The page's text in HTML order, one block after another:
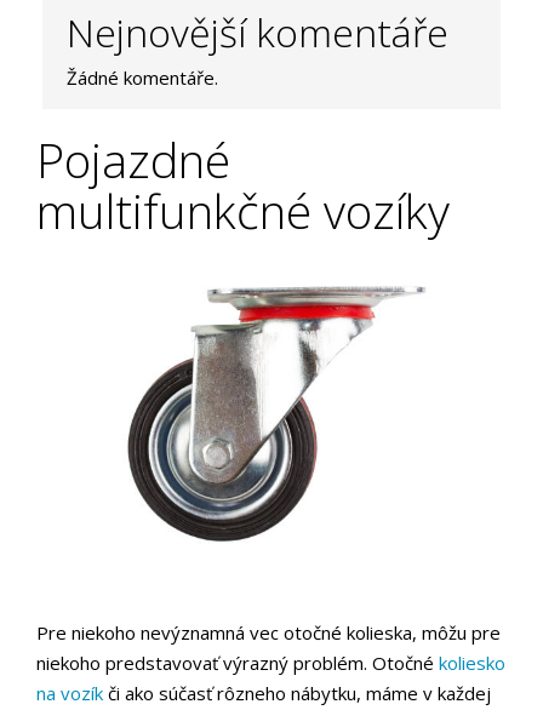
Nejnovější komentáře
Žádné komentáře.
Pojazdné
multifunkčné vozíky
Pre niekoho nevýznamná vec otočné kolieska, môžu pre
niekoho predstavovať výrazný problém. Otočné koliesko
na vozík či ako súčasť rôzneho nábytku, máme v každej